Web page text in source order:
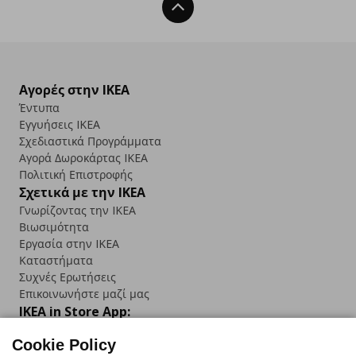
Back To Top
Αγορές στην IKEA
Έντυπα
Εγγυήσεις IKEA
Σχεδιαστικά Προγράμματα
Αγορά Δωρoκάρτας IKEA
Πολιτική Επιστροφής
Σχετικά με την IKEA
Γνωρίζοντας την IKEA
Βιωσιμότητα
Εργασία στην IKEA
Καταστήματα
Συχνές Ερωτήσεις
Επικοινωνήστε μαζί μας
IKEA in Store App:
Cookie Policy